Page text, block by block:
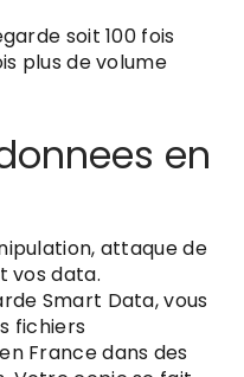
soit 100 fois
plus de volume
en
attaque de
vos data.
Smart Data, vous
fichiers
France dans des